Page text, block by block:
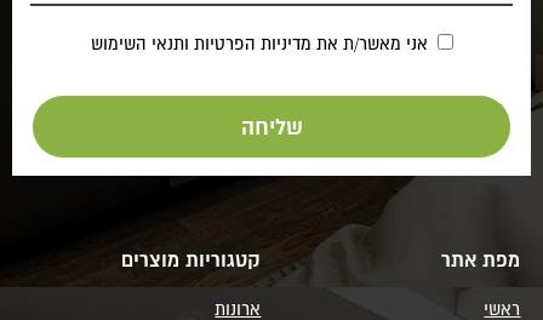
אני מאשר/ת את מדיניות הפרטיות ותנאי השימוש
מפת אתר
ראשי
קטגוריות מוצרים
ארונות